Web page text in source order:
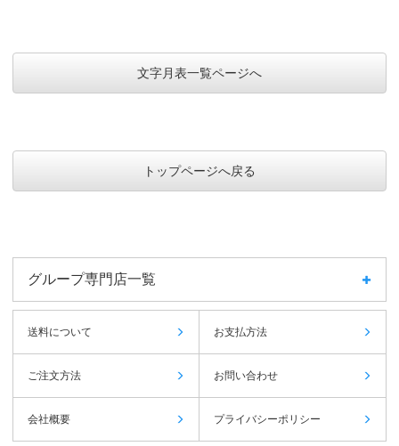
文字月表一覧ページへ
トップページへ戻る
グループ専門店一覧
送料について お支払方法
ご注文方法 お問い合わせ
会社概要 プライバシーポリシー